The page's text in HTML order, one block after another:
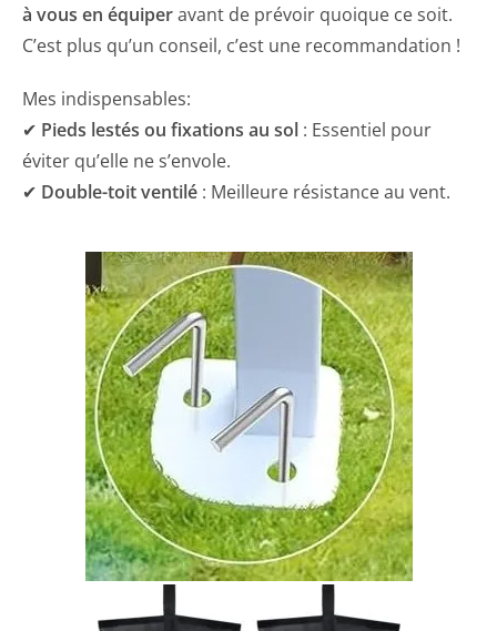
à vous en équiperavant de prévoir quoique ce soit.
C’est plus qu’un conseil, c’est une recommandation !
Mes indispensables:
✔ Pieds lestés ou fixations au sol : Essentiel pour
éviter qu’elle ne s’envole.
✔ Double-toit ventilé : Meilleure résistance au vent.